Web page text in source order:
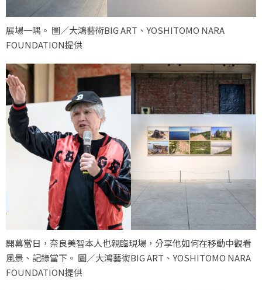
展場一隅。 圖／大鴻藝術BIG ART、YOSHITOMO NARA
FOUNDATION提供
開幕當日，奈良美智本人也親臨現場，分享他如何在移動中觀看
風景、記錄當下。 圖／大鴻藝術BIG ART、YOSHITOMO NARA
FOUNDATION提供